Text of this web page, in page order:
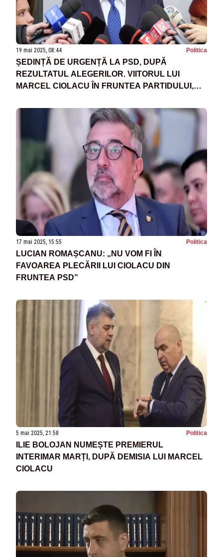
19 mai 2025, 08:44 Politica
ȘEDINȚĂ DE URGENȚĂ LA PSD, DUPĂ
REZULTATUL ALEGERILOR. VIITORUL LUI
MARCEL CIOLACU ÎN FRUNTEA PARTIDULUI,
17 mai 2025, 15:55 Politica
LUCIAN ROMAȘCANU: „NU VOM FI ÎN
FAVOAREA PLECĂRII LUI CIOLACU DIN
FRUNTEA PSD”
5 mai 2025, 21:58 Politica
ILIE BOLOJAN NUMEȘTE PREMIERUL
INTERIMAR MARȚI, DUPĂ DEMISIA LUI MARCEL
CIOLACU